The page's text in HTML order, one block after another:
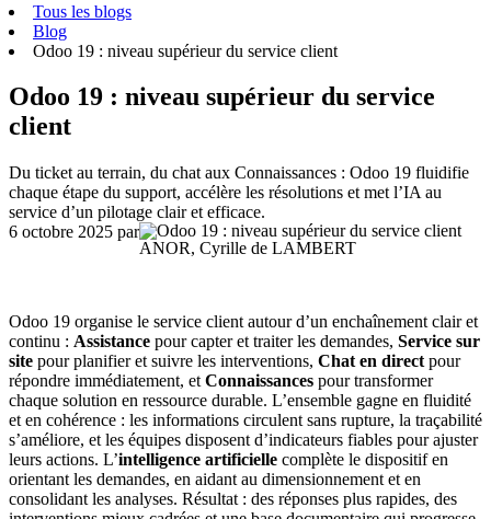
Tous les blogs
Blog
Odoo 19 : niveau supérieur du service client
Odoo 19 : niveau supérieur du service
client
Du ticket au terrain, du chat aux Connaissances : Odoo 19 fluidifie
chaque étape du support, accélère les résolutions et met l’IA au
service d’un pilotage clair et efficace.
6 octobre 2025 par
ANOR, Cyrille de LAMBERT
Odoo 19 organise le service client autour d’un enchaînement clair et
continu : Assistance pour capter et traiter les demandes, Service sur
site pour planifier et suivre les interventions, Chat en direct pour
répondre immédiatement, et Connaissances pour transformer
chaque solution en ressource durable. L’ensemble gagne en fluidité
et en cohérence : les informations circulent sans rupture, la traçabilité
s’améliore, et les équipes disposent d’indicateurs fiables pour ajuster
leurs actions. L’intelligence artificielle complète le dispositif en
orientant les demandes, en aidant au dimensionnement et en
consolidant les analyses. Résultat : des réponses plus rapides, des